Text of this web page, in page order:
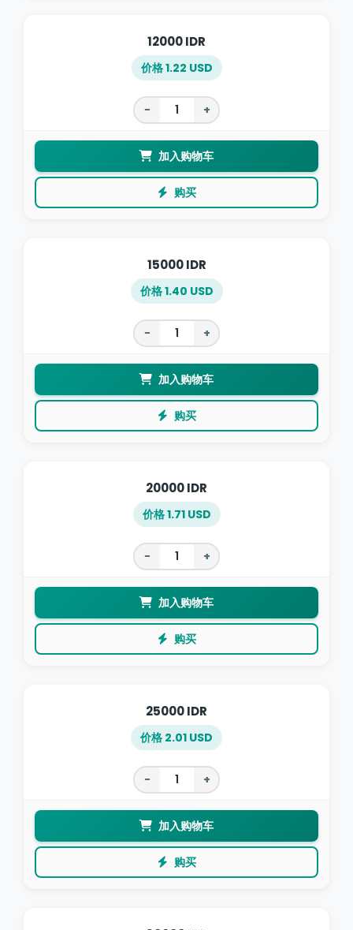
12000 IDR
价格 1.22 USD
− +
加入购物车
购买
15000 IDR
价格 1.40 USD
− +
加入购物车
购买
20000 IDR
价格 1.71 USD
− +
加入购物车
购买
25000 IDR
价格 2.01 USD
− +
加入购物车
购买